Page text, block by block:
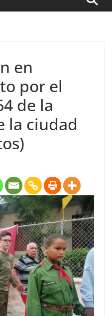
en
por el
de la
la ciudad